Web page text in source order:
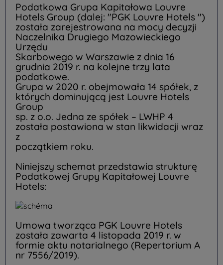
Podatkowa Grupa Kapitałowa Louvre
Hotels Group (dalej: "PGK Louvre Hotels ")
została zarejestrowana na mocy decyzji
Naczelnika Drugiego Mazowieckiego
Urzędu
Skarbowego w Warszawie z dnia 16
grudnia 2019 r. na kolejne trzy lata
podatkowe.
Grupa w 2020 r. obejmowała 14 spółek, z
których dominującą jest Louvre Hotels
Group
sp. z o.o. Jedna ze spółek – LWHP 4
została postawiona w stan likwidacji wraz
z
początkiem roku.
Niniejszy schemat przedstawia strukturę
Podatkowej Grupy Kapitałowej Louvre
Hotels:
Umowa tworząca PGK Louvre Hotels
została zawarta 4 listopada 2019 r. w
formie aktu notarialnego (Repertorium A
nr 7556/2019).